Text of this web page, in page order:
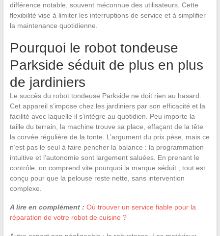
différence notable, souvent méconnue des utilisateurs. Cette
flexibilité vise à limiter les interruptions de service et à simplifier
la maintenance quotidienne.
Pourquoi le robot tondeuse
Parkside séduit de plus en plus
de jardiniers
Le succès du robot tondeuse Parkside ne doit rien au hasard.
Cet appareil s’impose chez les jardiniers par son efficacité et la
facilité avec laquelle il s’intègre au quotidien. Peu importe la
taille du terrain, la machine trouve sa place, effaçant de la tête
la corvée régulière de la tonte. L’argument du prix pèse, mais ce
n’est pas le seul à faire pencher la balance : la programmation
intuitive et l’autonomie sont largement saluées. En prenant le
contrôle, on comprend vite pourquoi la marque séduit ; tout est
conçu pour que la pelouse reste nette, sans intervention
complexe.
A lire en complément : Où trouver un service fiable pour la
réparation de votre robot de cuisine ?